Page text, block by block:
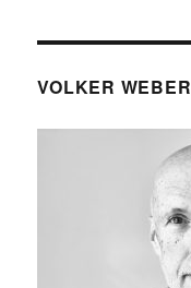
VOLKER WEBER